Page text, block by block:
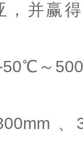
，并赢
50℃～
、